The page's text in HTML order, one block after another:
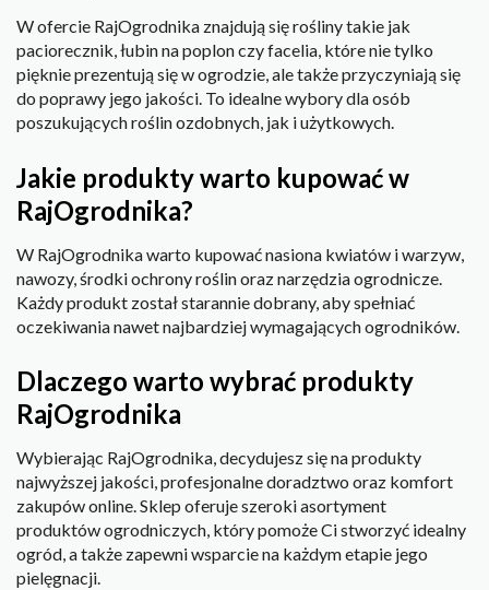
W ofercie RajOgrodnika znajdują się rośliny takie jak
paciorecznik, łubin na poplon czy facelia, które nie tylko
pięknie prezentują się w ogrodzie, ale także przyczyniają się
do poprawy jego jakości. To idealne wybory dla osób
poszukujących roślin ozdobnych, jak i użytkowych.
Jakie produkty warto kupować w
RajOgrodnika?
W RajOgrodnika warto kupować nasiona kwiatów i warzyw,
nawozy, środki ochrony roślin oraz narzędzia ogrodnicze.
Każdy produkt został starannie dobrany, aby spełniać
oczekiwania nawet najbardziej wymagających ogrodników.
Dlaczego warto wybrać produkty
RajOgrodnika
Wybierając RajOgrodnika, decydujesz się na produkty
najwyższej jakości, profesjonalne doradztwo oraz komfort
zakupów online. Sklep oferuje szeroki asortyment
produktów ogrodniczych, który pomoże Ci stworzyć idealny
ogród, a także zapewni wsparcie na każdym etapie jego
pielęgnacji.